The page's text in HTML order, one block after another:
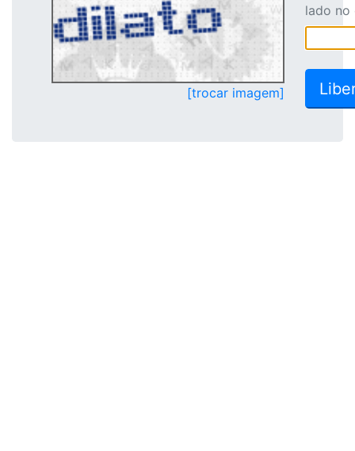
[trocar imagem]
lado no